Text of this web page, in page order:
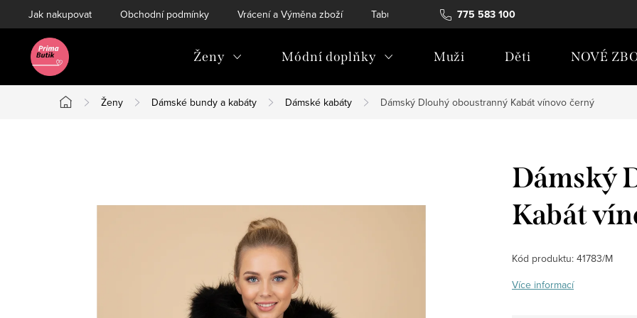
na
775 583 100
Jak nakupovat Obchodní podmínky Vrácení a Výměna zboží Tabulky velikostí Soubory Cookies
Ženy Módní doplňky Muži Děti NOVÉ
Domů
Ženy Dámské bundy a kabáty Dámské kabáty Dámský Dlouhý oboustranný Kabát vínovo černý
Dámský
Kabát
Kód produktu: 41783/M
Více informací